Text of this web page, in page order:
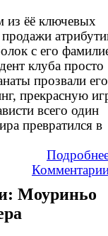
ёё ключевых
с его
клуба просто
прозвали его
прекрасную
всего один
превратился в
Моуриньо